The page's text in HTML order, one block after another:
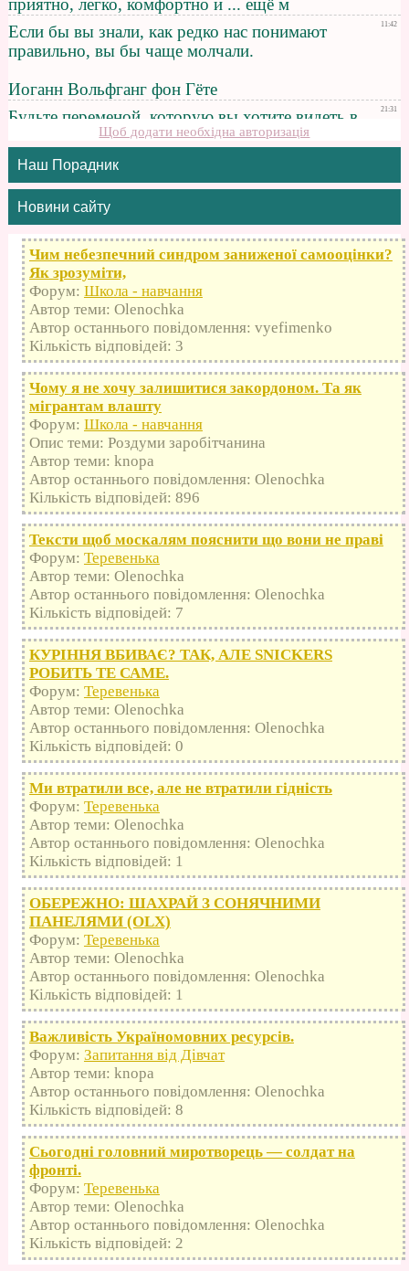
Щоб додати необхідна авторизація
Наш Порадник
Новини сайту
Чим небезпечний синдром заниженої самооцінки?
Як зрозуміти,
Форум: Школа - навчання
Автор теми: Olenochka
Автор останнього повідомлення: vyefimenko
Кількість відповідей: 3
Чому я не хочу залишитися закордоном. Та як
мігрантам влашту
Форум: Школа - навчання
Опис теми: Роздуми заробітчанина
Автор теми: knopa
Автор останнього повідомлення: Olenochka
Кількість відповідей: 896
Тексти щоб москалям пояснити що вони не праві
Форум: Теревенька
Автор теми: Olenochka
Автор останнього повідомлення: Olenochka
Кількість відповідей: 7
КУРІННЯ ВБИВАЄ? ТАК, АЛЕ SNICKERS
РОБИТЬ ТЕ САМЕ.
Форум: Теревенька
Автор теми: Olenochka
Автор останнього повідомлення: Olenochka
Кількість відповідей: 0
Ми втратили все, але не втратили гідність
Форум: Теревенька
Автор теми: Olenochka
Автор останнього повідомлення: Olenochka
Кількість відповідей: 1
ОБЕРЕЖНО: ШАХРАЙ З СОНЯЧНИМИ
ПАНЕЛЯМИ (OLX)
Форум: Теревенька
Автор теми: Olenochka
Автор останнього повідомлення: Olenochka
Кількість відповідей: 1
Важливість Україномовних ресурсів.
Форум: Запитання від Дівчат
Автор теми: knopa
Автор останнього повідомлення: Olenochka
Кількість відповідей: 8
Сьогодні головний миротворець — солдат на
фронті.
Форум: Теревенька
Автор теми: Olenochka
Автор останнього повідомлення: Olenochka
Кількість відповідей: 2